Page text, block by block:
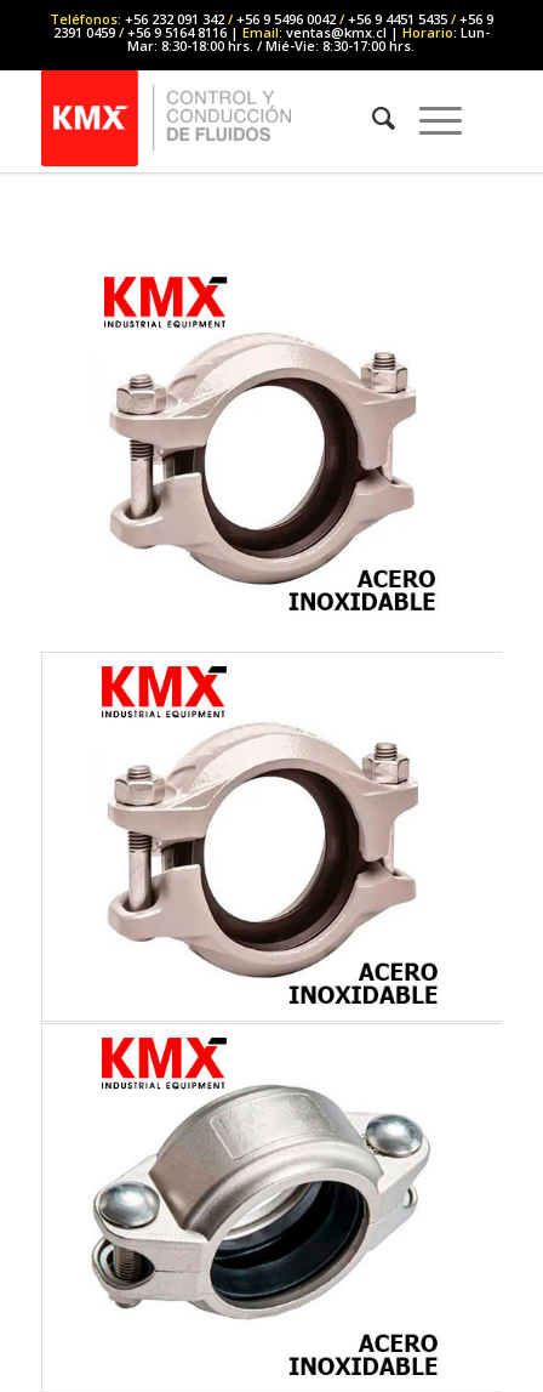
Teléfonos: +56 232 091 342 /+56 9 5496 0042 /+56 9 4451 5435 /+56 9
2391 0459 /+56 9 5164 8116 | Email: ventas@kmx.cl | Horario: Lun-
Mar: 8:30-18:00 hrs. / Mié-Vie: 8:30-17:00 hrs.